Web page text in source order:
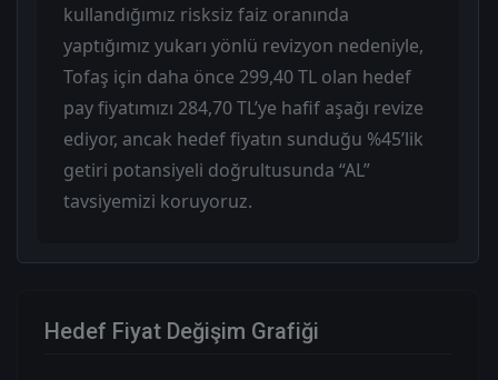
kullandığımız risksiz faiz oranında
yaptığımız yukarı yönlü revizyon nedeniyle,
Tofaş için daha önce 299,40 TL olan hedef
pay fiyatımızı 284,70 TL’ye hafif aşağı revize
ediyor, ancak hedef fiyatın sunduğu %45’lik
getiri potansiyeli doğrultusunda “AL”
tavsiyemizi koruyoruz.
Hedef Fiyat Değişim Grafiği